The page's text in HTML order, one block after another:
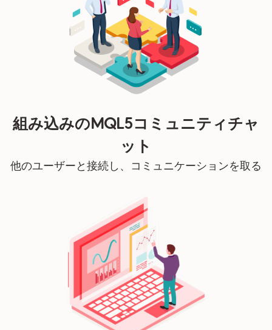
組み込みのMQL5コミュニティチャ
ット
他のユーザーと接続し、コミュニケーションを取る